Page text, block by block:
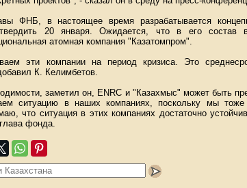
ФНБ, в настоящее время разрабатывается
20 января. Ожидается, что в его состав
атомная компания "Казатомпром".
эти компании на период кризиса. Это
К. Келимбетов.
заметил он, ENRC и "Казахмыс" может быть
ситуацию в наших компаниях, поскольку мы
что ситуация в этих компаниях достаточно
фонда.